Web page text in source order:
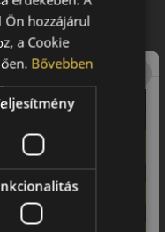
Ön hozzájárul
a Cookie
Bővebben